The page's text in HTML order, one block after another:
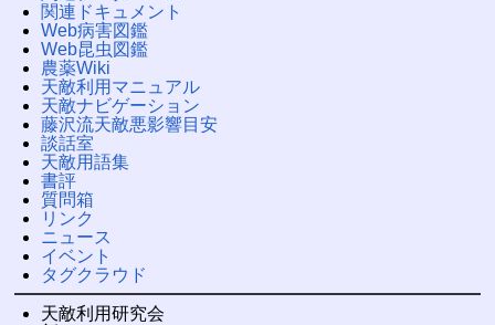
関連ドキュメント
Web病害図鑑
Web昆虫図鑑
農薬Wiki
天敵利用マニュアル
天敵ナビゲーション
藤沢流天敵悪影響目安
談話室
天敵用語集
書評
質問箱
リンク
ニュース
イベント
タグクラウド
天敵利用研究会